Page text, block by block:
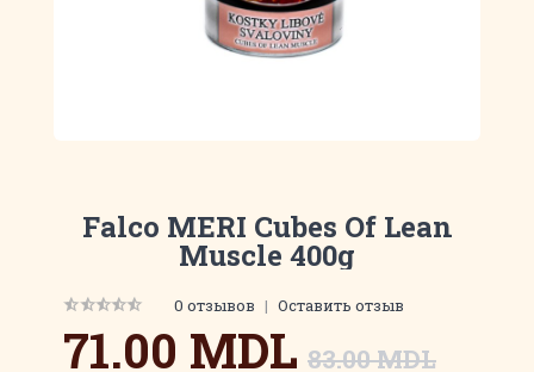
Falco MERI Cubes Of Lean
Muscle 400g
0 отзывов | Оставить отзыв
71.00 MDL 83.00 MDL